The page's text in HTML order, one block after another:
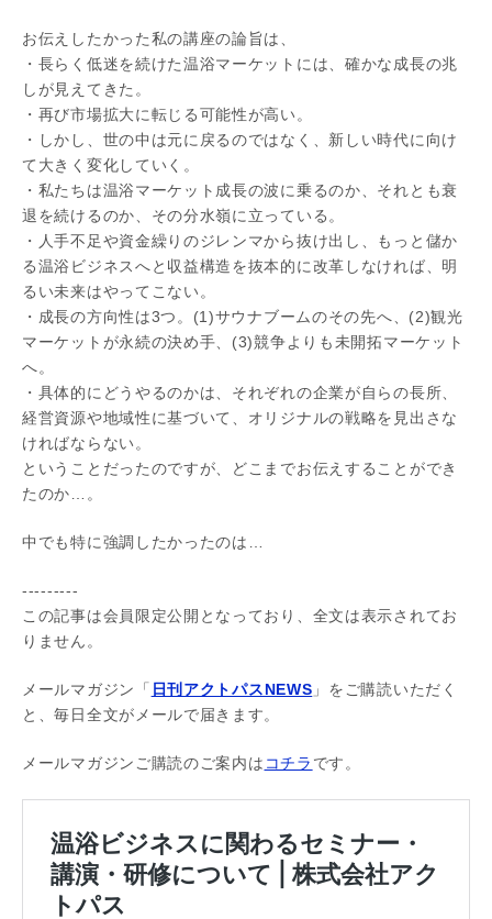
お伝えしたかった私の講座の論旨は、
・長らく低迷を続けた温浴マーケットには、確かな成長の兆
しが見えてきた。
・再び市場拡大に転じる可能性が高い。
・しかし、世の中は元に戻るのではなく、新しい時代に向け
て大きく変化していく。
・私たちは温浴マーケット成長の波に乗るのか、それとも衰
退を続けるのか、その分水嶺に立っている。
・人手不足や資金繰りのジレンマから抜け出し、もっと儲か
る温浴ビジネスへと収益構造を抜本的に改革しなければ、明
るい未来はやってこない。
・成長の方向性は3つ。(1)サウナブームのその先へ、(2)観光
マーケットが永続の決め手、(3)競争よりも未開拓マーケット
へ。
・具体的にどうやるのかは、それぞれの企業が自らの長所、
経営資源や地域性に基づいて、オリジナルの戦略を見出さな
ければならない。
ということだったのですが、どこまでお伝えすることができ
たのか…。
中でも特に強調したかったのは…
---------
この記事は会員限定公開となっており、全文は表示されてお
りません。
メールマガジン「 日刊アクトパスNEWS 」をご購読いただく
と、毎日全文がメールで届きます。
メールマガジンご購読のご案内は コチラ です。